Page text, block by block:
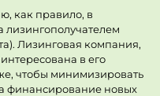
как правило, в
лизингополучателем
Лизинговая компания,
в его
чтобы минимизировать
финансирование новых